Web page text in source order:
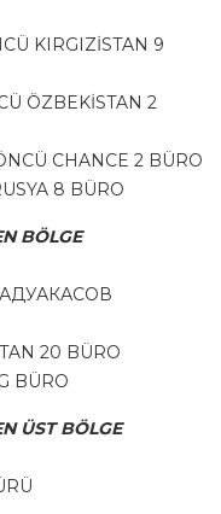
KIRGIZİSTAN 9
ÖZBEKİSTAN 2
CHANCE 2 BÜRO
8 BÜRO
BÖLGE
20 BÜRO
BÜRO
ÜST BÖLGE